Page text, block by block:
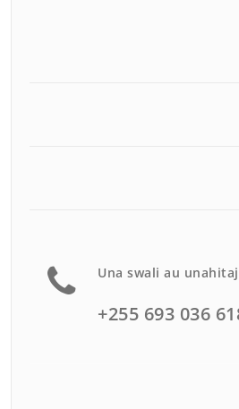
Una swali au
+255 693 036